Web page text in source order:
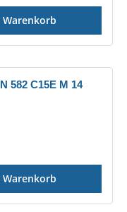
Warenkorb
582 C15E M 14
Warenkorb